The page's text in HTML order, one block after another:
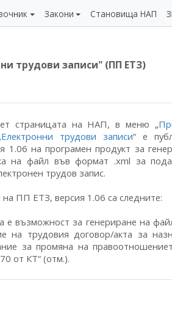
Закони Становища НАП
трудови записи" (ПП ЕТЗ)
страницата на НАП, в меню „
трудови записи“ е
1.06 на програмен продукт за
на файл във формат .xml за
трудов запис.
ПП ЕТЗ, версия 1.06 са следните:
е възможност за генериране на
на трудовия договор/акта за
за промяна на
от КТ“ (отм.).